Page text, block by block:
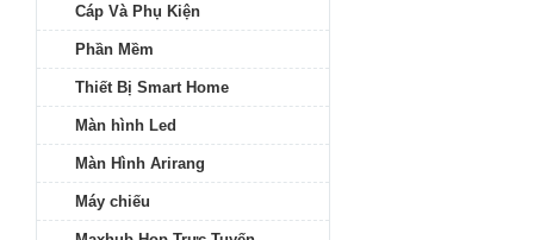
Cáp Và Phụ Kiện
Phần Mềm
Thiết Bị Smart Home
Màn hình Led
Màn Hình Arirang
Máy chiếu